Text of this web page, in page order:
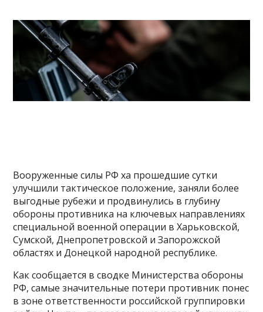
Вооруженные силы РФ ха прошедшие сутки
улучшили тактическое положение, заняли более
выгодные рубежи и продвинулись в глубину
обороны противника на ключевых направлениях
специальной военной операции в Харьковской,
Сумской, Днепропетровской и Запорожской
областях и Донецкой народной республике.
Как сообщается в сводке Министерства обороны
РФ, самые значительные потери противник понес
в зоне ответственности российской группировки